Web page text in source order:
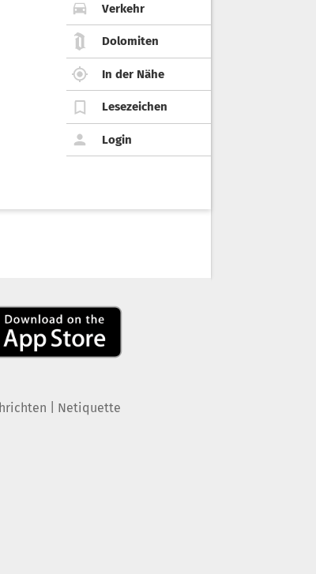
Verkehr
Dolomiten
In der Nähe
Lesezeichen
Login
Netiquette